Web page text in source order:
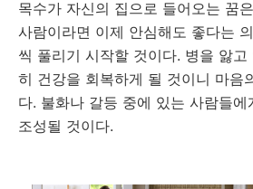
목수가 자신의 집으로 들어오는 꿈
사람이라면 이제 안심해도 좋다는
씩 풀리기 시작할 것이다. 병을 앓고
히 건강을 회복하게 될 것이니 마음
다. 불화나 갈등 중에 있는 사람들
조성될 것이다.